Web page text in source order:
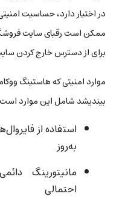
در اختیار دارد، حساسیت
ممکن است رقبای سایت
برای از دسترس خارج کردن
موارد امنیتی که هاستینگ
بیندیشد شامل این موارد
استفاده از
به‌روز
مانیتورینگ
احتمالی